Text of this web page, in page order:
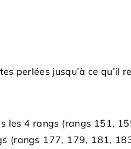
perlées jusqu’à ce qu’il
les 4 rangs (rangs 151,
(rangs 177, 179, 181,